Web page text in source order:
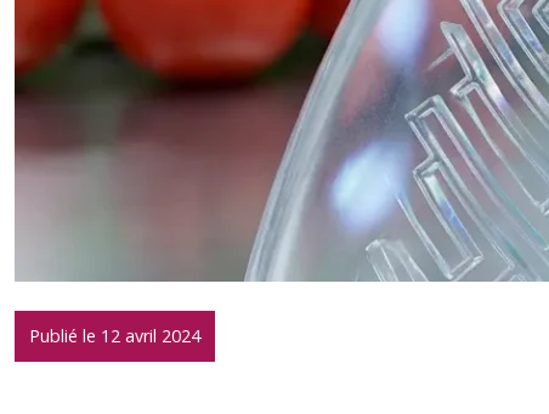
Publié le 12 avril 2024